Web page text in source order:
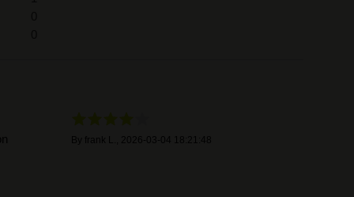
2026-03-04 18:21:48